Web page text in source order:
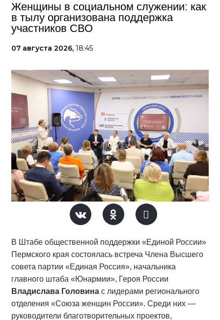
Женщины в социальном служении: как
в тылу организована поддержка
участников СВО
07 августа 2026, 18:45
В Штабе общественной поддержки «Единой России»
Пермского края состоялась встреча Члена Высшего
совета партии «Единая Россия», начальника
главного штаба «Юнармии», Героя России
Владислава Головина с лидерами регионального
отделения «Союза женщин России». Среди них —
руководители благотворительных проектов,